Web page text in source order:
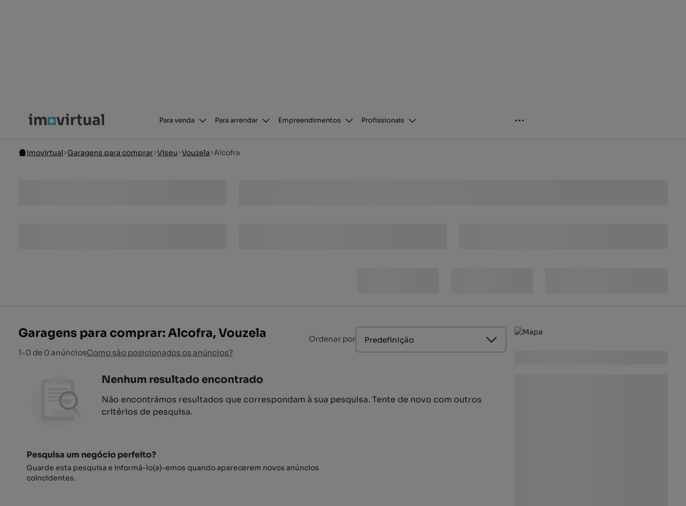
Para venda Para arrendar Empreendimentos Profissionais
Imovirtual Garagens para comprar Viseu Vouzela Alcofra
Garagens para comprar: Alcofra, Vouzela
1-0 de 0 anúnciosComo são posicionados os anúncios?
Ordenar por Predefinição
Nenhum resultado encontrado
Não encontrámos resultados que correspondam à sua pesquisa. Tente de novo com outros
critérios de pesquisa.
Pesquisa um negócio perfeito?
Guarde esta pesquisa e informá-lo(a)-emos quando aparecerem novos anúncios
coincidentes.